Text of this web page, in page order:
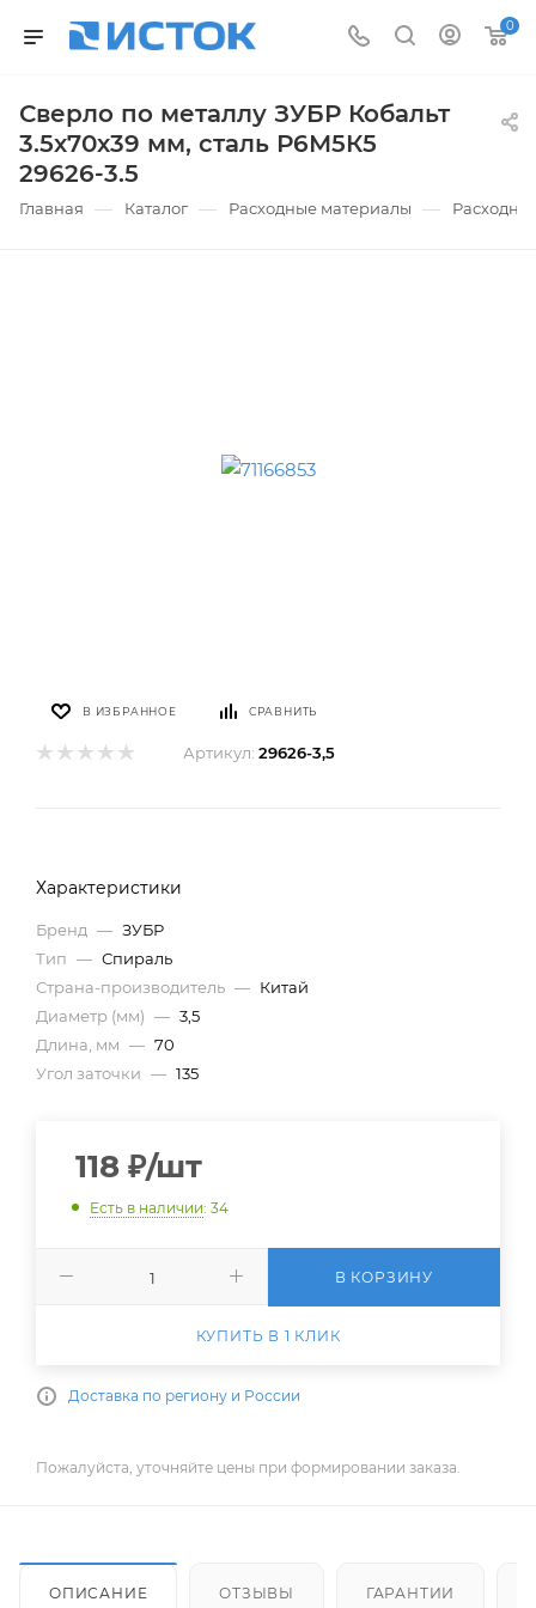
0
Сверло по металлу ЗУБР Кобальт
3.5х70х39 мм, сталь Р6М5К5
29626-3.5
Главная — Каталог — Расходные материалы —
В ИЗБРАННОЕ СРАВНИТЬ
Артикул: 29626-3,5
Характеристики
Бренд — ЗУБР
Тип — Спираль
Страна-производитель — Китай
Диаметр (мм) — 3,5
Длина, мм — 70
Угол заточки — 135
118 ₽/шт
Есть в наличии: 34
В КОРЗИНУ
КУПИТЬ В 1 КЛИК
Доставка по региону и России
Пожалуйста, уточняйте цены при формировании заказа.
ОПИСАНИЕ ОТЗЫВЫ ГАРАНТИИ